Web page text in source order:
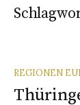
REGIONEN